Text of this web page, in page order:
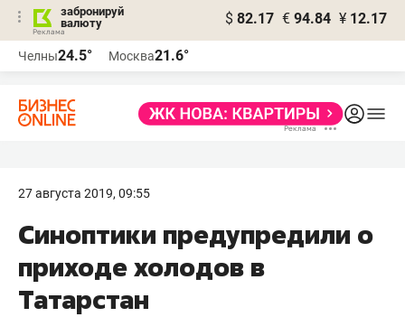
забронируй
валюту
$ 82.17 € 94.84 ¥ 12.17
Челны24.5° Москва21.6°
27 августа 2019, 09:55
​Синоптики предупредили о
приходе холодов в
Татарстан